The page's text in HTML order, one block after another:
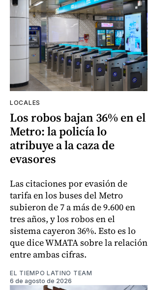
LOCALES
Los robos bajan 36% en el
Metro: la policía lo
atribuye a la caza de
evasores
Las citaciones por evasión de
tarifa en los buses del Metro
subieron de 7 a más de 9.600 en
tres años, y los robos en el
sistema cayeron 36%. Esto es lo
que dice WMATA sobre la relación
entre ambas cifras.
EL TIEMPO LATINO TEAM
6 de agosto de 2026